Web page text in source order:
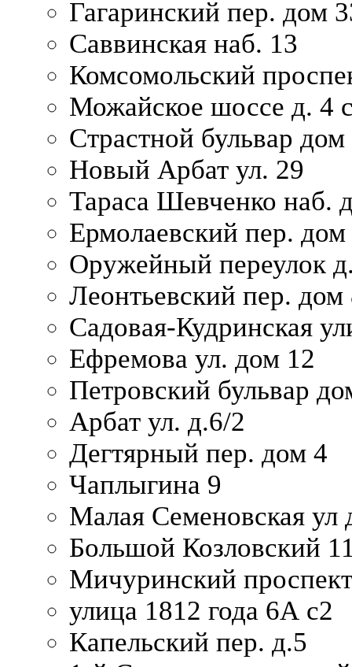
Гагаринский пер. дом
Саввинская наб. 13
Комсомольский
Можайское шоссе д. 4
Страстной бульвар дом
Новый Арбат ул. 29
Тараса Шевченко наб.
Ермолаевский пер. дом
Оружейный переулок
Леонтьевский пер. дом
Садовая-Кудринская
Ефремова ул. дом 12
Петровский бульвар
Арбат ул. д.6/2
Дегтярный пер. дом 4
Чаплыгина 9
Малая Семеновская ул
Большой Козловский
Мичуринский
улица 1812 года 6А с2
Капельский пер. д.5